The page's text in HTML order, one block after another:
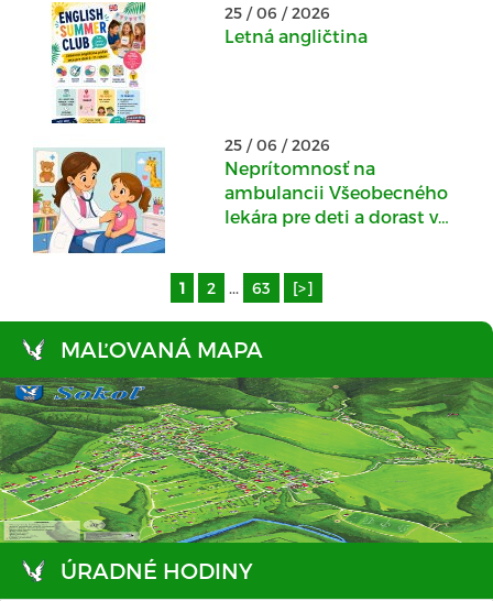
25 / 06 / 2026
Letná angličtina
25 / 06 / 2026
Neprítomnosť na
ambulancii Všeobecného
lekára pre deti a dorast v
10.07.2026
1 2 ... 63 [>]
MAĽOVANÁ MAPA
ÚRADNÉ HODINY